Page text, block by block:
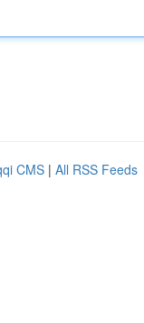
CMS | All RSS Feeds